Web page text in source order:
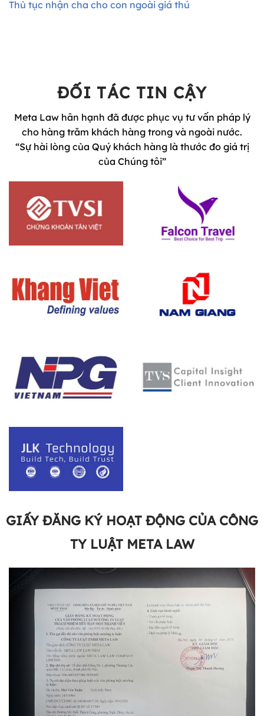
Thủ tục nhận cha cho con ngoài giá thú
ĐỐI TÁC TIN CẬY
Meta Law hân hạnh đã được phục vụ tư vấn pháp lý
cho hàng trăm khách hàng trong và ngoài nước.
“Sự hài lòng của Quý khách hàng là thước đo giá trị
của Chúng tôi”
GIẤY ĐĂNG KÝ HOẠT ĐỘNG CỦA CÔNG
TY LUẬT META LAW